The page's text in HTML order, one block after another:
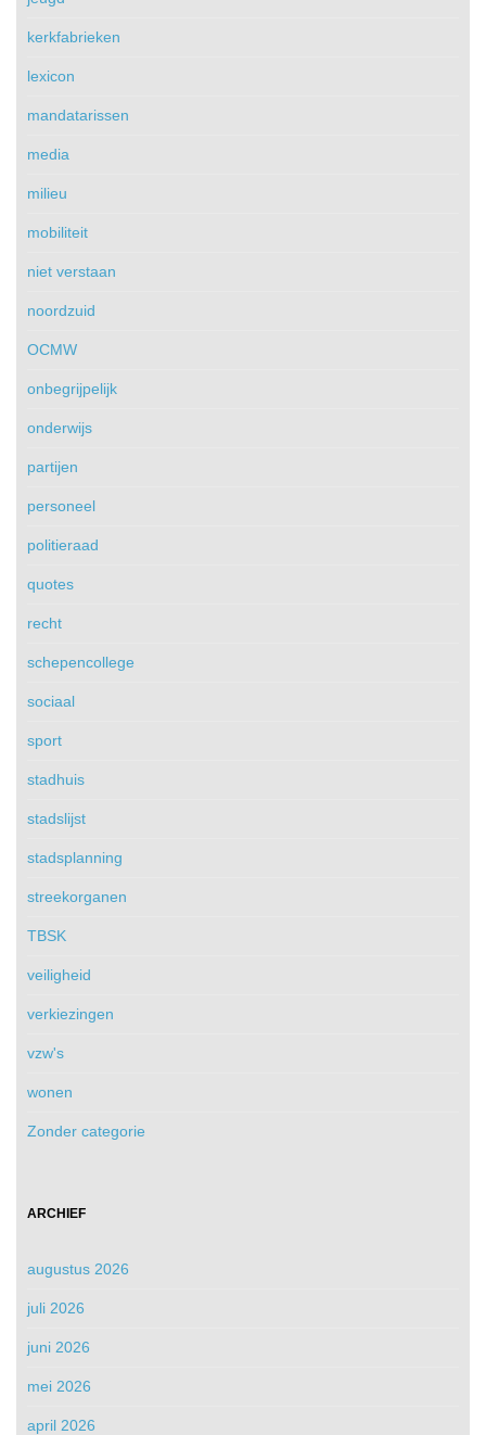
kerkfabrieken
lexicon
mandatarissen
media
milieu
mobiliteit
niet verstaan
noordzuid
OCMW
onbegrijpelijk
onderwijs
partijen
personeel
politieraad
quotes
recht
schepencollege
sociaal
sport
stadhuis
stadslijst
stadsplanning
streekorganen
TBSK
veiligheid
verkiezingen
vzw's
wonen
Zonder categorie
ARCHIEF
augustus 2026
juli 2026
juni 2026
mei 2026
april 2026